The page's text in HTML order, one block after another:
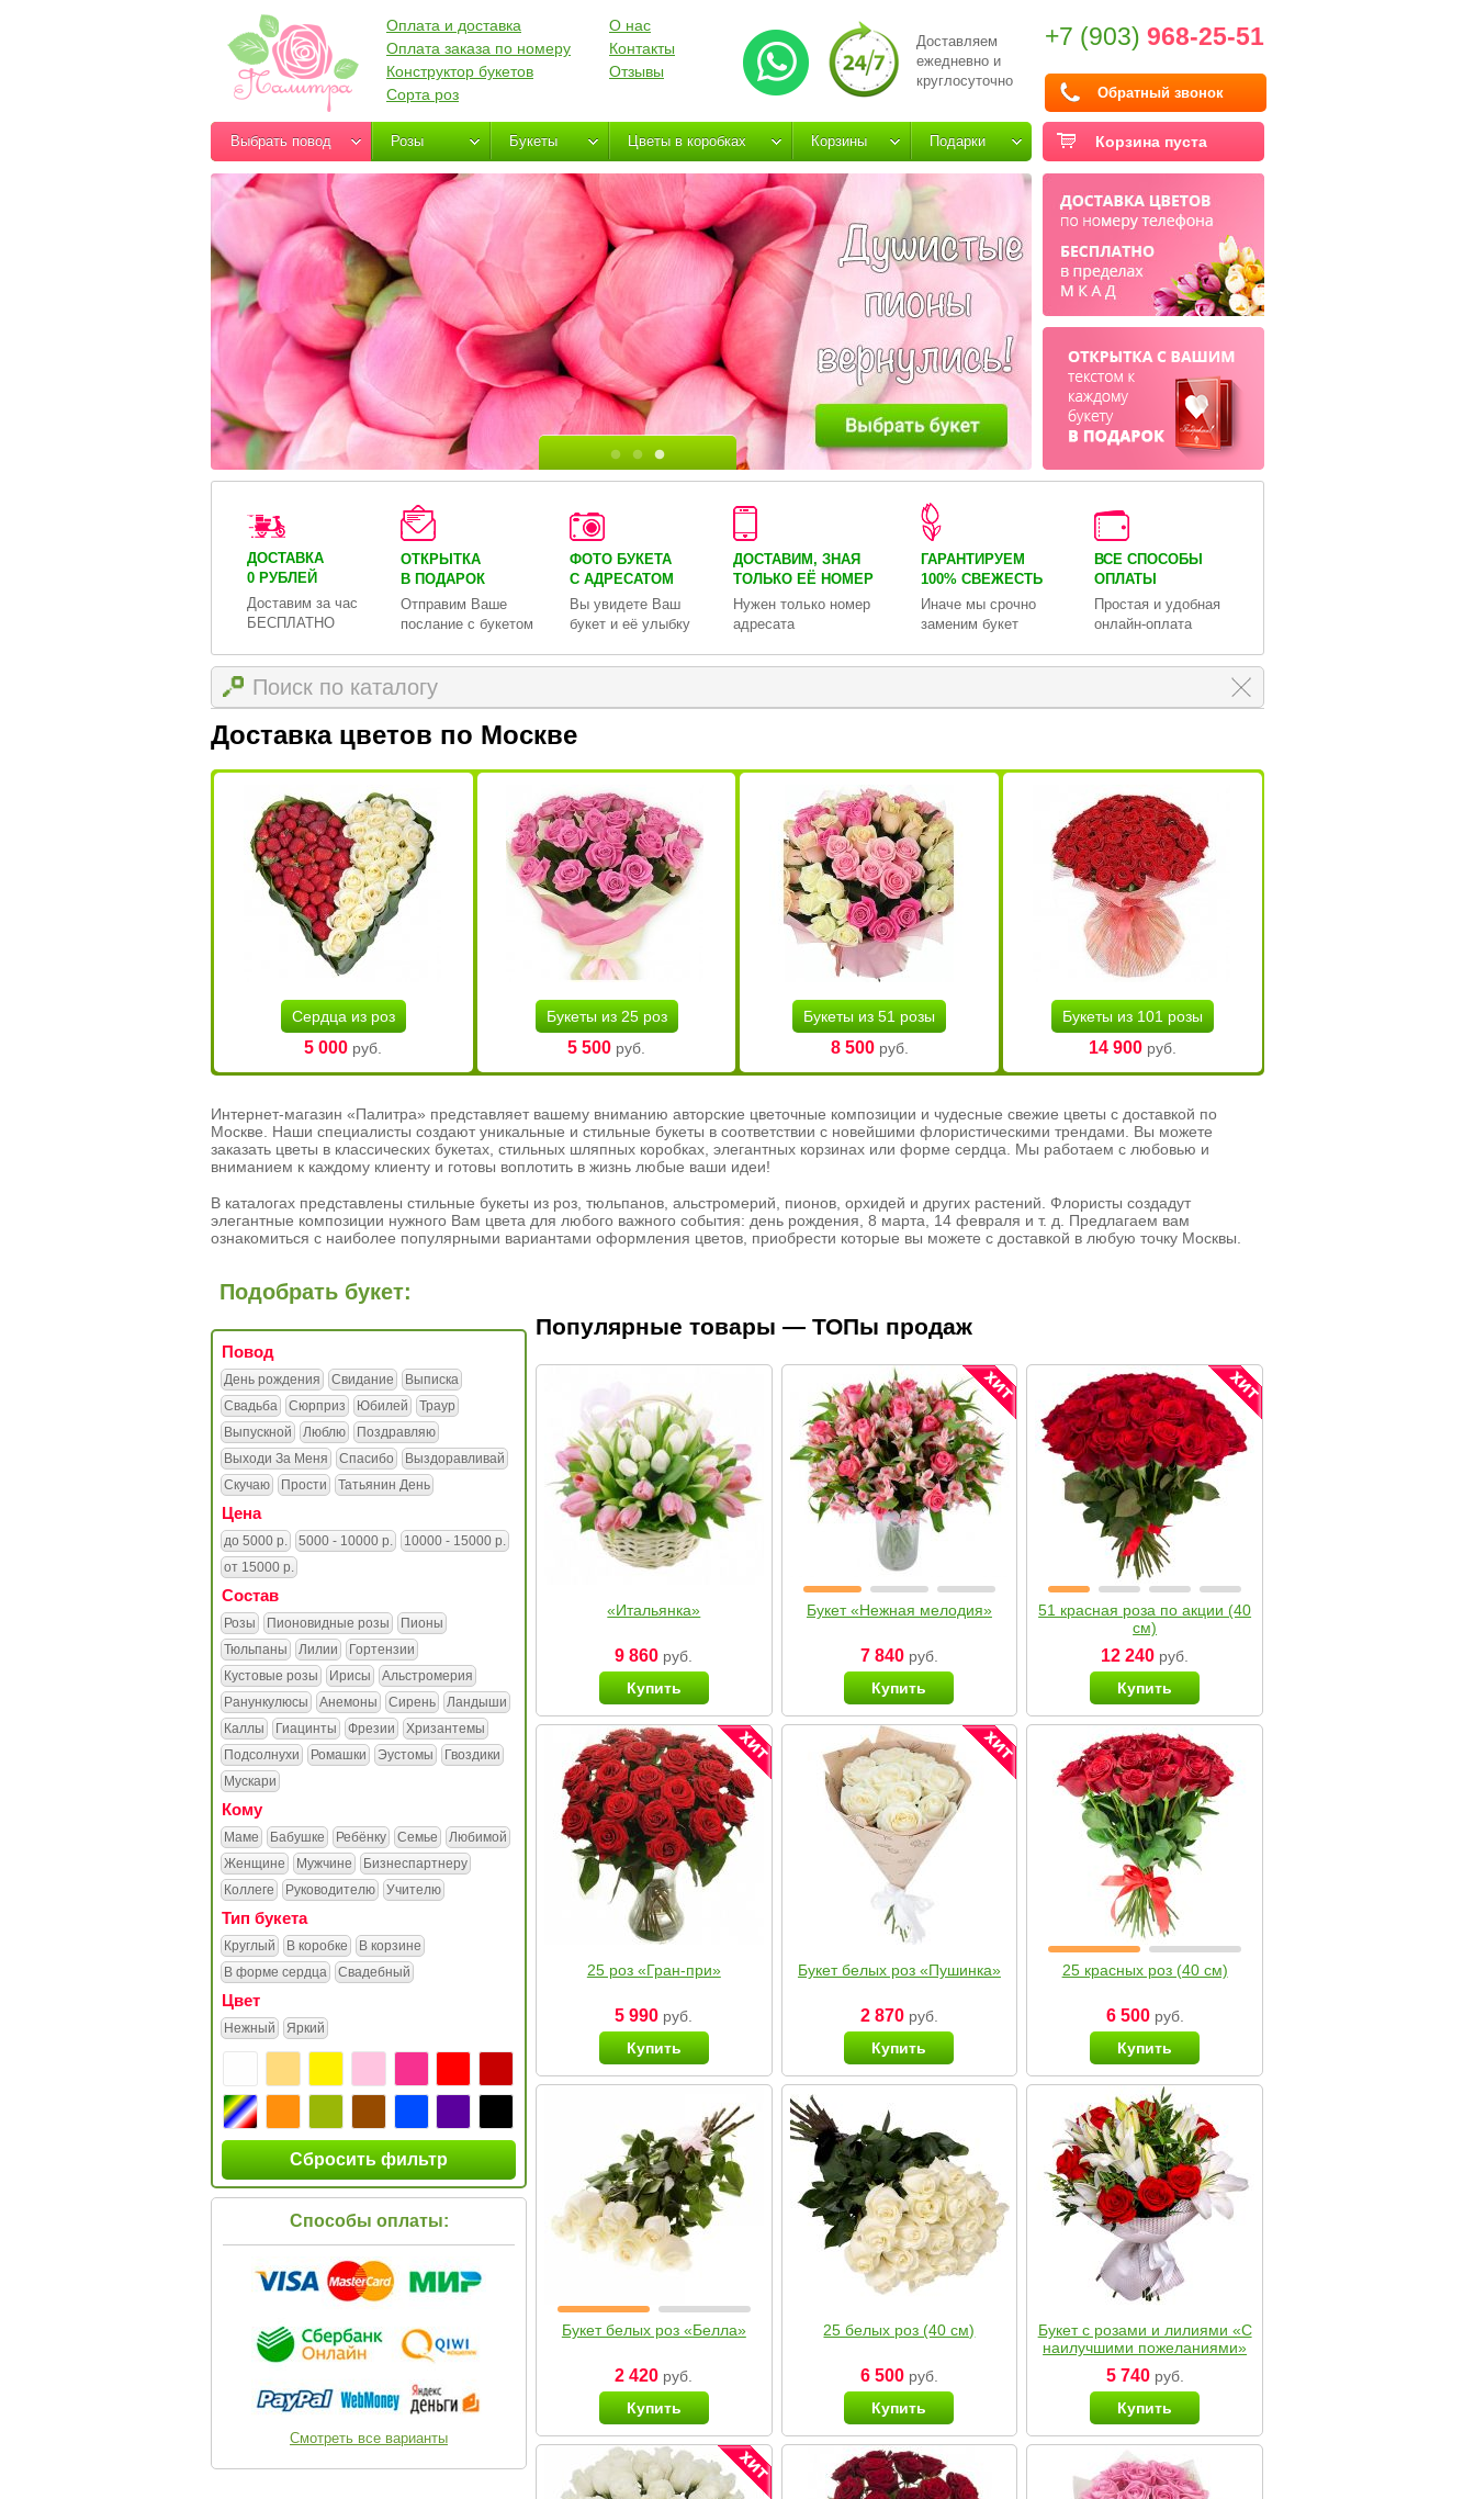
Доставляем
ежедневно и
круглосуточно
+7 (903) 968-25-51
Обратный звонок
Оплата и доставка
Оплата заказа по номеру
Конструктор букетов
Сорта роз
О нас
Контакты
Отзывы
Корзина пуста
Выбрать повод Розы Букеты Цветы в коробках Корзины Подарки
ДОСТАВКА
0 РУБЛЕЙ
Доставим за час
БЕСПЛАТНО
ОТКРЫТКА
В ПОДАРОК
Отправим Ваше
послание с букетом
ФОТО БУКЕТА
С АДРЕСАТОМ
Вы увидете Ваш
букет и её улыбку
ДОСТАВИМ, ЗНАЯ
ТОЛЬКО ЕЁ НОМЕР
Нужен только номер
адресата
ГАРАНТИРУЕМ
100% СВЕЖЕСТЬ
Иначе мы срочно
заменим букет
ВСЕ СПОСОБЫ
ОПЛАТЫ
Простая и удобная
онлайн-оплата
Доставка цветов по Москве
Сердца из роз
5 000 руб.
Букеты из 25 роз
5 500 руб.
Букеты из 51 розы
8 500руб.
Букеты из 101 розы
14 900руб.
Интернет-магазин «Палитра» представляет вашему вниманию авторские цветочные композиции и чудесные свежие цветы с доставкой по
Москве. Наши специалисты создают уникальные и стильные букеты в соответствии с новейшими флористическими трендами. Вы можете
заказать цветы в классических букетах, стильных шляпных коробках, элегантных корзинах или форме сердца. Мы работаем с любовью и
вниманием к каждому клиенту и готовы воплотить в жизнь любые ваши идеи!
В каталогах представлены стильные букеты из роз, тюльпанов, альстромерий, пионов, орхидей и других растений. Флористы создадут
элегантные композиции нужного Вам цвета для любого важного события: день рождения, 8 марта, 14 февраля и т. д. Предлагаем вам
ознакомиться с наиболее популярными вариантами оформления цветов, приобрести которые вы можете с доставкой в любую точку Москвы.
Подобрать букет:
Повод
День рождения Свидание
Выписка
Свадьба
Сюрприз Юбилей
Траур
Выпускной
Люблю
Поздравляю
Выходи За Меня
Спасибо
Выздоравливай
Скучаю
Прости Татьянин День
Цена
до 5000 р. 5000 - 10000 р.
10000 - 15000 р.
от 15000 р.
Состав
Розы Пионовидные розы
Пионы
Тюльпаны
Лилии
Гортензии
Кустовые розы
Ирисы
Альстромерия
Ранункулюсы
Анемоны Сирень
Ландыши
Каллы
Гиацинты Фрезии
Хризантемы
Подсолнухи
Ромашки Эустомы
Гвоздики
Мускари
Кому
Маме Бабушке Ребёнку Семье
Любимой
Женщине
Мужчине
Бизнеспартнеру
Коллеге
Руководителю Учителю
Тип букета
Круглый В коробке
В корзине
В форме сердца
Свадебный
Цвет
Нежный Яркий
Сбросить фильтр
Способы оплаты:
Смотреть все варианты
Популярные товары — ТОПы продаж
«Итальянка»
9 860 руб.
Купить
Букет «Нежная мелодия»
7 840руб.
Купить
51 красная роза по акции (40
см)
12 240 руб.
Купить
25 роз «Гран-при»
5 990 руб.
Купить
Букет белых роз «Пушинка»
2 870руб.
Купить
25 красных роз (40 см)
6 500руб.
Купить
Букет белых роз «Белла»
2 420 руб.
Купить
25 белых роз (40 см)
6 500руб.
Купить
Букет с розами и лилиями «С
наилучшими пожеланиями»
5 740руб.
Купить